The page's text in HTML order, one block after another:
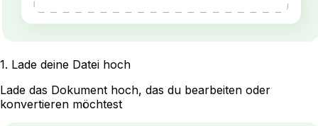
1. Lade deine Datei hoch
Lade das Dokument hoch, das du bearbeiten oder
konvertieren möchtest